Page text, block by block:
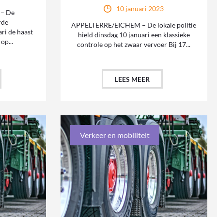
De
de haast
10 januari 2023
APPELTERRE/EICHEM – De lokale politie
hield dinsdag 10 januari een klassieke
controle op het zwaar vervoer Bij 17...
LEES MEER
Verkeer en mobiliteit